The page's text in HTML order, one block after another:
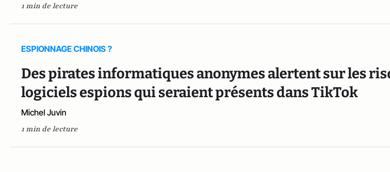
1 min de lecture
ESPIONNAGE CHINOIS ?
Des pirates informatiques anonymes alertent sur les
logiciels espions qui seraient présents dans TikTok
Michel Juvin
1 min de lecture